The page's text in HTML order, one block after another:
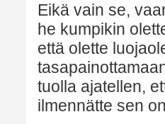
Eikä vain se,
he kumpikin
että olette
tuolla ajatellen,
ilmennätte sen